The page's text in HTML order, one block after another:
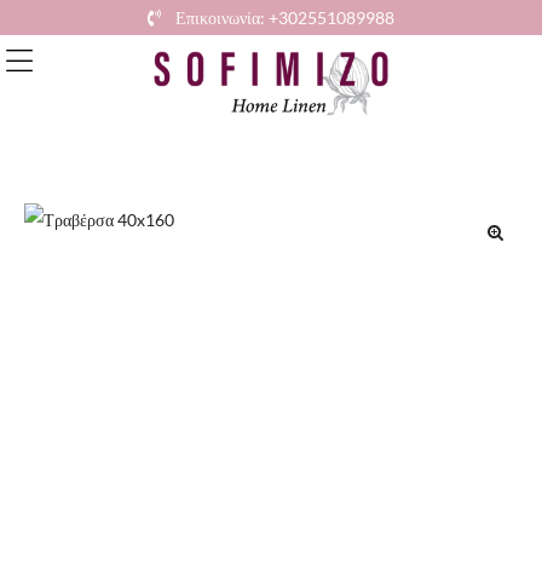
Επικοινωνία: +302551089988